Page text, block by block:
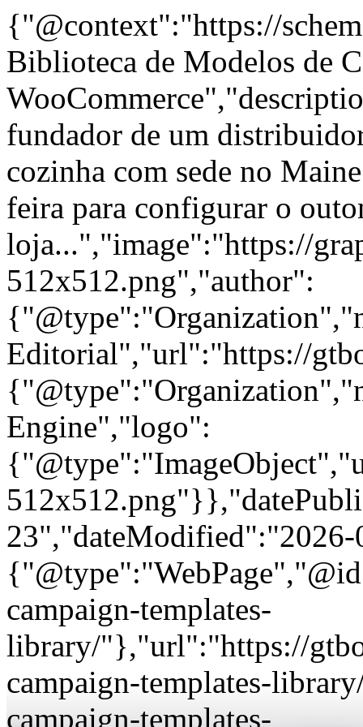
{"@context":"https://
Biblioteca de Modelos de
fundador de um
cozinha com sede no
feira para configurar o
loja...","image":"https://
512x512.png","author":
Editorial","url":"https://
Engine","logo":
campaign-templates-
library/"},"url":"https://
campaign-templates-
campaign-templates-